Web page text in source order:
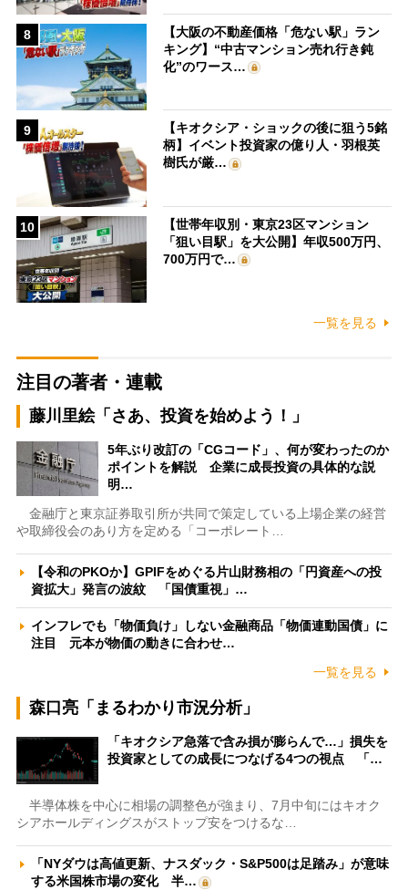
8
【大阪の不動産価格「危ない駅」ラン
キング】“中古マンション売れ行き鈍
化”のワース…
9
【キオクシア・ショックの後に狙う5銘
柄】イベント投資家の億り人・羽根英
樹氏が厳…
10
【世帯年収別・東京23区マンション
「狙い目駅」を大公開】年収500万円、
700万円で…
一覧を見る
注目の著者・連載
藤川里絵「さあ、投資を始めよう！」
5年ぶり改訂の「CGコード」、何が変わったのか
ポイントを解説 企業に成長投資の具体的な説
明…
金融庁と東京証券取引所が共同で策定している上場企業の経営
や取締役会のあり方を定める「コーポレート…
【令和のPKOか】GPIFをめぐる片山財務相の「円資産への投
資拡大」発言の波紋 「国債重視」…
インフレでも「物価負け」しない金融商品「物価連動国債」に
注目 元本が物価の動きに合わせ…
一覧を見る
森口亮「まるわかり市況分析」
「キオクシア急落で含み損が膨らんで…」損失を
投資家としての成長につなげる4つの視点 「…
半導体株を中心に相場の調整色が強まり、7月中旬にはキオク
シアホールディングスがストップ安をつけるな…
「NYダウは高値更新、ナスダック・S&P500は足踏み」が意味
する米国株市場の変化 半…